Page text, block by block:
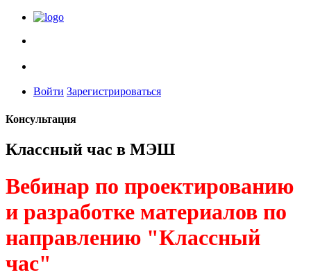
Войти Зарегистрироваться
Консультация
Классный час в МЭШ
Вебинар по проектированию
и разработке материалов по
направлению "Классный
час"